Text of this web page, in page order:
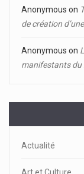
Anonymous on
de création
Anonymous on
manifestants du
Actualité